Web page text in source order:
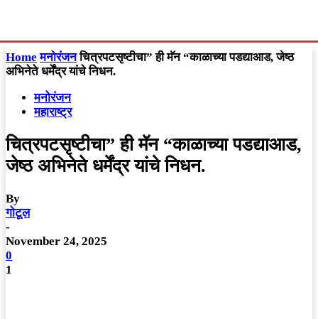
Home मनोरंजन चित्रपटसृष्टीचा” ही मॅन “काळाच्या पडद्याआड, जेष्ठ
अभिनेते धर्मेंद्र यांचे निधन.
मनोरंजन
महाराष्ट्र
चित्रपटसृष्टीचा” ही मॅन “काळाच्या पडद्याआड,
जेष्ठ अभिनेते धर्मेंद्र यांचे निधन.
By
गोटूल
-
November 24, 2025
0
1